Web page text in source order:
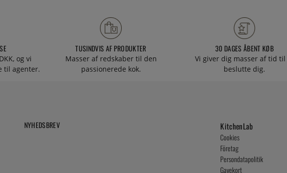
og vi
til agenter.
TUSINDVIS AF PRODUKTER
Masser af redskaber til den
passionerede kok.
30 DAGES ÅBENT KØB
Vi giver dig masser af tid
beslutte dig.
NYHEDSBREV KitchenLab
Cookies
Företag
Persondatapolitik
Gavekort